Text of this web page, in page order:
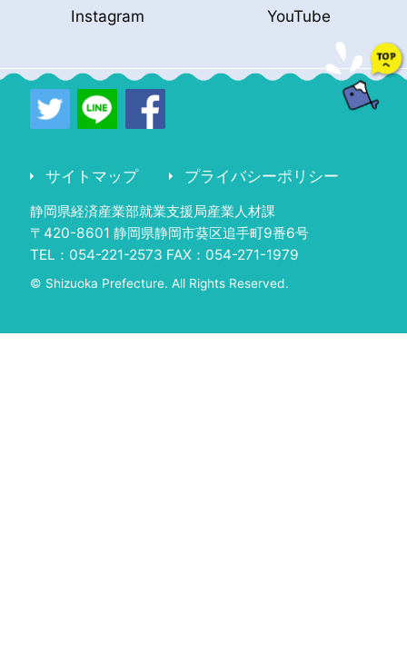
Instagram YouTube
サイトマップ プライバシーポリシー
静岡県経済産業部就業支援局産業人材課
〒420-8601 静岡県静岡市葵区追手町9番6号
TEL：054-221-2573 FAX：054-271-1979
© Shizuoka Prefecture. All Rights Reserved.